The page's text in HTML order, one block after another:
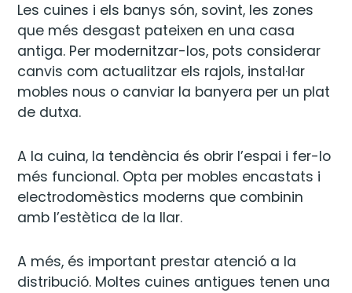
Les cuines i els banys són, sovint, les zones
que més desgast pateixen en una casa
antiga. Per modernitzar-los, pots considerar
canvis com actualitzar els rajols, instal·lar
mobles nous o canviar la banyera per un plat
de dutxa.
A la cuina, la tendència és obrir l’espai i fer-lo
més funcional. Opta per mobles encastats i
electrodomèstics moderns que combinin
amb l’estètica de la llar.
A més, és important prestar atenció a la
distribució. Moltes cuines antigues tenen una